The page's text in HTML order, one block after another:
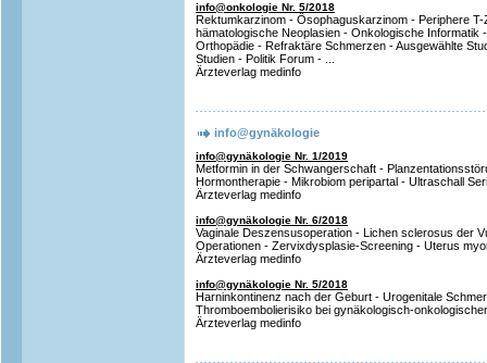
info@onkologie Nr. 5/2018
Rektumkarzinom - Ösophaguskarzinom - Periphere T-
hämatologische Neoplasien - Onkologische Informatik
Orthopädie - Refraktäre Schmerzen - Ausgewählte
Studien - Politik Forum - ...
Ärzteverlag medinfo
info@gynäkologie
info@gynäkologie Nr. 1/2019
Metformin in der Schwangerschaft -
Hormontherapie - Mikrobiom peripartal - Ultraschall
Ärzteverlag medinfo
info@gynäkologie Nr. 6/2018
Vaginale Deszensusoperation - Lichen sclerosus der
Operationen - Zervixdysplasie-Screening - Uterus
Ärzteverlag medinfo
info@gynäkologie Nr. 5/2018
Harninkontinenz nach der Geburt - Urogenitale
Thromboembolierisiko bei gynäkologisch-
Ärzteverlag medinfo